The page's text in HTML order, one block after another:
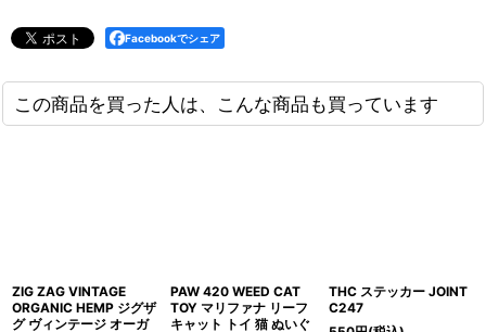
Facebookでシェア
この商品を買った人は、こんな商品も買っています
ZIG ZAG VINTAGE
ORGANIC HEMP ジグザ
グ ヴィンテージ オーガ
PAW 420 WEED CAT
TOY マリファナ リーフ
キャット トイ 猫 ぬいぐ
THC ステッカー JOINT
C247